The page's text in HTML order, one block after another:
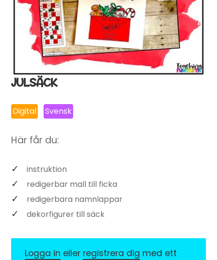
JULSÄCK
Digital Svensk
Här får du:
instruktion
redigerbar mall till ficka
redigerbara namnlappar
dekorfigurer till säck
Logga in eller registrera dig med ett